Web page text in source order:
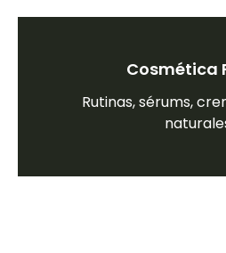
Cosmética
Rutinas, sérums,